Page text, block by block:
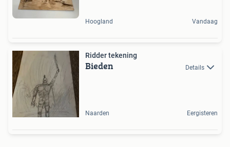
Hoogland Vandaag
Ridder tekening
Bieden Details
Naarden Eergisteren